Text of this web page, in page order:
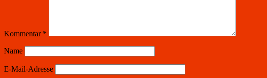
Kommentar *
Name
E-Mail-Adresse